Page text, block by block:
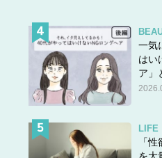
ちょっと怖い「取」の豆
「詐取」は「金品をだまして
した。この「取」という漢字
うか。ほんの少し嫌な予感は
字検索サイト「漢字ペディア
ところ、以下のように説明さ
一気
はい
ア」
LIFE
「